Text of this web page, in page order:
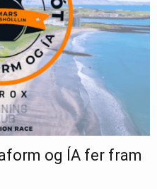
og ÍA fer fram